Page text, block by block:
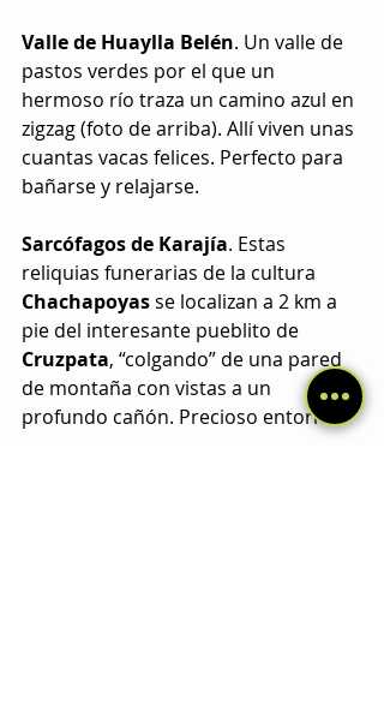
Valle de Huaylla Belén. Un valle de
pastos verdes por el que un
hermoso río traza un camino azul en
zigzag (foto de arriba). Allí viven unas
cuantas vacas felices. Perfecto para
bañarse y relajarse.
Sarcófagos de Karajía. Estas
reliquias funerarias de la cultura
Chachapoyas se localizan a 2 km a
pie del interesante pueblito de
Cruzpata, “colgando” de una pared
de montaña con vistas a un
profundo cañón. Precioso entorno.